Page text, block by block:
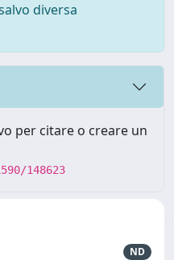
diversa
per citare o creare un
148623
ND